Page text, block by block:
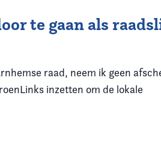
te gaan als
raad, neem ik geen
inzetten om de lokale